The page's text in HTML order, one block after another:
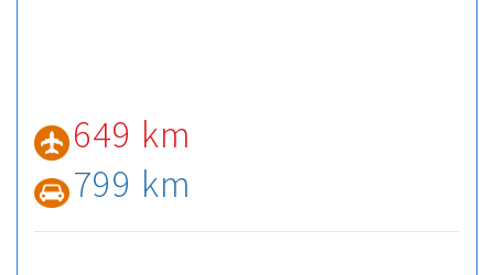
649 km
799 km